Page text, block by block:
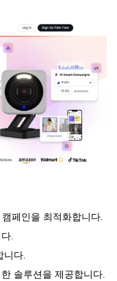
페인을 최적화합니다.
.
니다.
솔루션을 제공합니다.